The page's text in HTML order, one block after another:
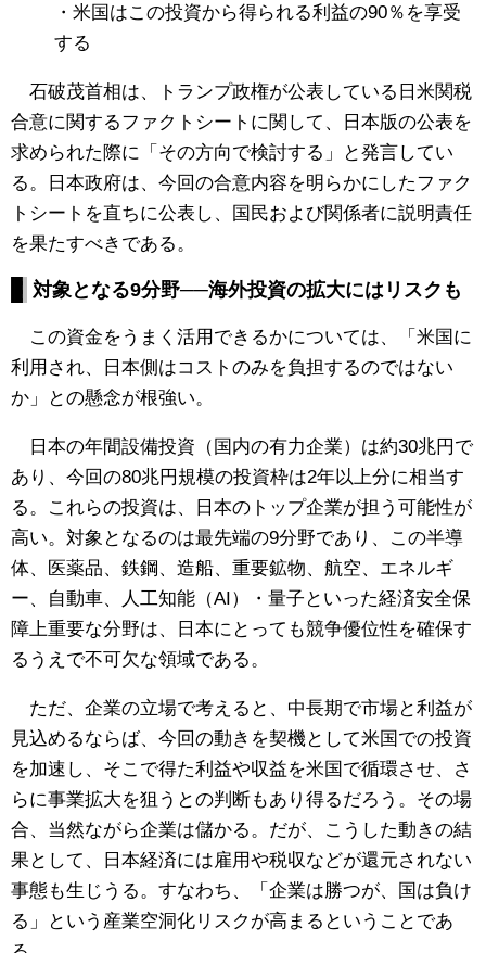
・米国はこの投資から得られる利益の90％を享受
する
石破茂首相は、トランプ政権が公表している日米関税
合意に関するファクトシートに関して、日本版の公表を
求められた際に「その方向で検討する」と発言してい
る。日本政府は、今回の合意内容を明らかにしたファク
トシートを直ちに公表し、国民および関係者に説明責任
を果たすべきである。
対象となる9分野──海外投資の拡大にはリスクも
この資金をうまく活用できるかについては、「米国に
利用され、日本側はコストのみを負担するのではない
か」との懸念が根強い。
日本の年間設備投資（国内の有力企業）は約30兆円で
あり、今回の80兆円規模の投資枠は2年以上分に相当す
る。これらの投資は、日本のトップ企業が担う可能性が
高い。対象となるのは最先端の9分野であり、この半導
体、医薬品、鉄鋼、造船、重要鉱物、航空、エネルギ
ー、自動車、人工知能（AI）・量子といった経済安全保
障上重要な分野は、日本にとっても競争優位性を確保す
るうえで不可欠な領域である。
ただ、企業の立場で考えると、中長期で市場と利益が
見込めるならば、今回の動きを契機として米国での投資
を加速し、そこで得た利益や収益を米国で循環させ、さ
らに事業拡大を狙うとの判断もあり得るだろう。その場
合、当然ながら企業は儲かる。だが、こうした動きの結
果として、日本経済には雇用や税収などが還元されない
事態も生じうる。すなわち、「企業は勝つが、国は負け
る」という産業空洞化リスクが高まるということであ